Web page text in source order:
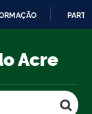
Acre
Buscar no portal